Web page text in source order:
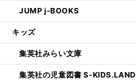
JUMP j-BOOKS
キッズ
集英社みらい文庫
集英社の児童図書 S-KIDS.LAND